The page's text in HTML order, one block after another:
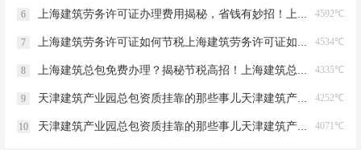
4592℃
6 上海建筑劳务许可证办理费用揭秘，省钱有妙招！上海建筑劳务许可证办理费用是多少
4534℃
7 上海建筑劳务许可证如何节税上海建筑劳务许可证如何节税
4335℃
8 上海建筑总包免费办理？揭秘节税高招！上海建筑总包免费办理吗？
4252℃
9 天津建筑产业园总包资质挂靠的那些事儿天津建筑产业园总包资质挂靠
4071℃
10 天津建筑产业园总包资质挂靠的那些事儿天津建筑产业园总包资质挂靠